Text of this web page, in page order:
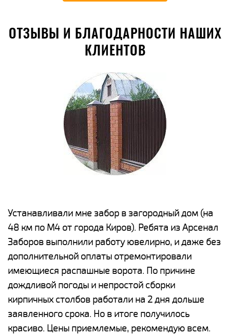
ОТЗЫВЫ И БЛАГОДАРНОСТИ НАШИХ
КЛИЕНТОВ
Устанавливали мне забор в загородный дом (на
48 км по М4 от города Киров). Ребята из Арсенал
Заборов выполнили работу ювелирно, и даже без
дополнительной оплаты отремонтировали
имеющиеся распашные ворота. По причине
дождливой погоды и непростой сборки
кирпичных столбов работали на 2 дня дольше
заявленного срока. Но в итоге получилось
красиво. Цены приемлемые, рекомендую всем.